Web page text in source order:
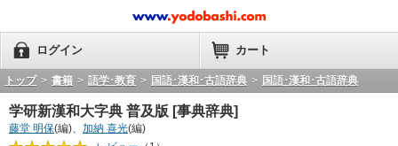
ログイン カート
トップ > 書籍 > 語学･教育 > 国語･漢和･古語辞典 > 国語･漢和･古語辞典
学研新漢和大字典 普及版 [事典辞典]
藤堂 明保(編)、 加納 喜光(編)